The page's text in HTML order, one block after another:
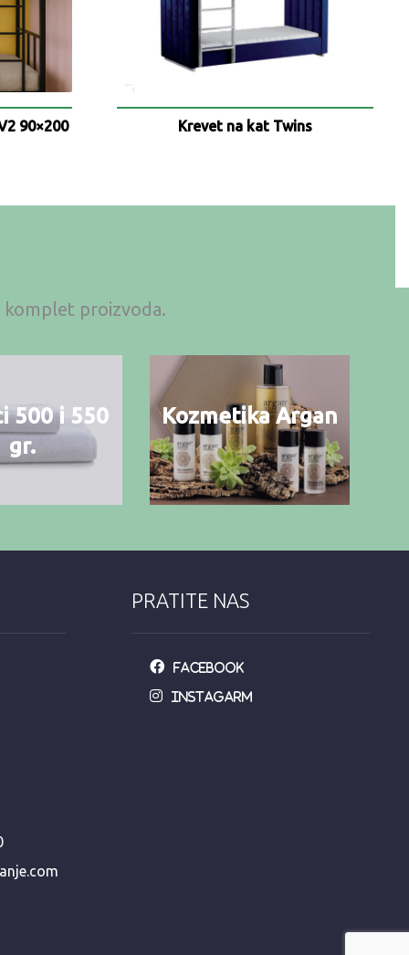
90×200 Krevet na kat Twins
komplet proizvoda.
500 i 550
gr.
Kozmetika Argan
PRATITE NAS
Facebook
Instagarm